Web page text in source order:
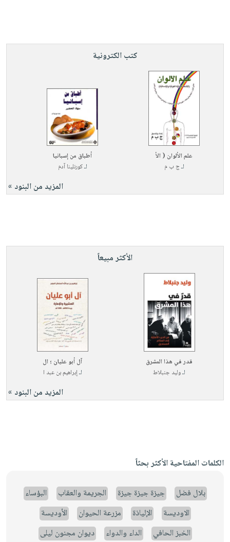
كتب الكترونية
علم الألوان ( الأ
لـج ب م
أطباق من إسبانيا
لـكورنلينا آدم
المزيد من البنود »
الأكثر مبيعاً
قدر في هذا المشرق
لـوليد جنبلاط
آل أبو عليان ؛ ال
لـإبراهيم بن عبد ا
المزيد من البنود »
الكلمات المفتاحية الأكثر بحثاً
بلال فضل جيزة جيزة جيزة الجريمة والعقاب
البؤساء
الاوديسة
الإلياذة مزرعة الحيوان
الأوديسة
الخبز الحافي
الداء والدواء ديوان مجنون ليلى